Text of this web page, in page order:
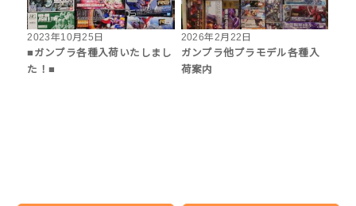
2023年10月25日
■ガンプラ各種入荷いたしまし
た！■
2026年2月22日
ガンプラ他プラモデル各種入
荷案内